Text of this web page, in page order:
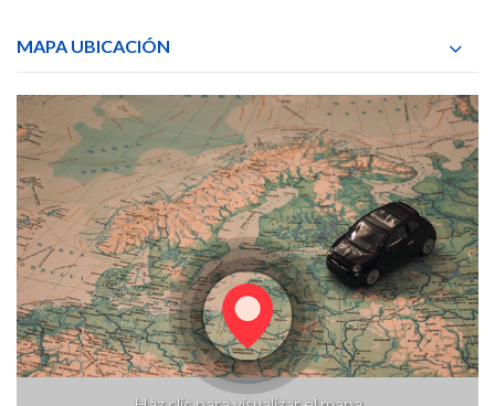
MAPA UBICACIÓN